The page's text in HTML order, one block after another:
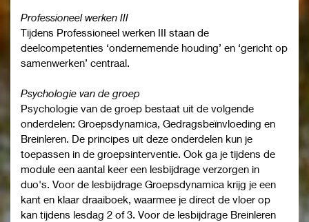
Professioneel werken III
Tijdens Professioneel werken III staan de
deelcompetenties ‘ondernemende houding’ en ‘gericht op
samenwerken’ centraal.
Psychologie van de groep
Psychologie van de groep bestaat uit de volgende
onderdelen: Groepsdynamica, Gedragsbeïnvloeding en
Breinleren. De principes uit deze onderdelen kun je
toepassen in de groepsinterventie. Ook ga je tijdens de
module een aantal keer een lesbijdrage verzorgen in
duo's. Voor de lesbijdrage Groepsdynamica krijg je een
kant en klaar draaiboek, waarmee je direct de vloer op
kan tijdens lesdag 2 of 3. Voor de lesbijdrage Breinleren